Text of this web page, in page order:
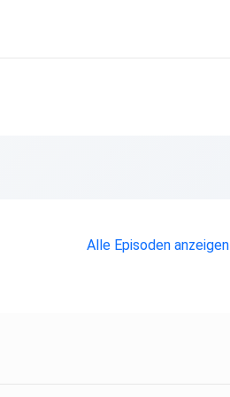
Alle Episoden anzeigen